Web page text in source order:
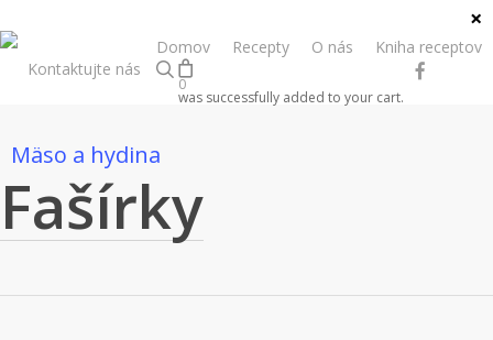
to
main
Domov Recepty O nás
Kniha receptov
Kontaktujte nás
search
0
was successfully added to your cart.
facebook
Mäso a hydina
Fašírky
×